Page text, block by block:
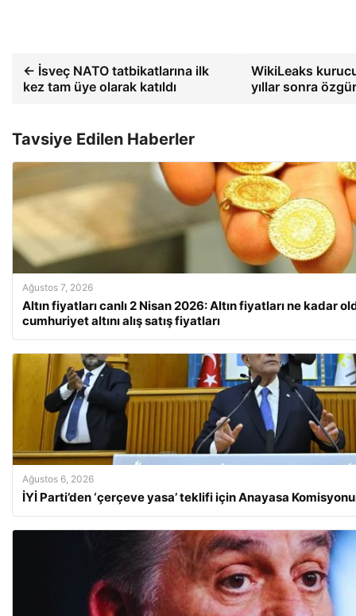
← İsveç NATO tatbikatlarına ilk
kez tam üye olarak katıldı
WikiLeaks
yıllar sonra
Tavsiye Edilen Haberler
Ağustos 7, 2026
Altın fiyatları canlı 2 Nisan 2026: Altın fiyatları ne kadar
cumhuriyet altını alış satış fiyatları
Ağustos 6, 2026
İYİ Parti’den ‘çerçeve yasa’ teklifi için Anayasa